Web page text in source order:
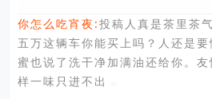
你怎么吃宵夜 :投稿人真是茶里茶
五万这辆车你能买上吗？人还是
蜜也说了洗干净加满油还给你。
样一味只进不出